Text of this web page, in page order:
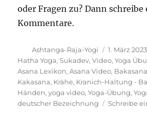
oder Fragen zu? Dann schreibe
Kommentare.
Autor
Ashtanga-Raja-Yogi
am
1. März 2023
Hatha Yoga,Sukadev,Video,Yoga
Asana Lexikon,Asana Video, Bakasana
Kakasana, Krähe, Kranich-Haltung -
Händen,yoga video,Yoga-Übung,
deutscher Bezeichnung
Schreibe